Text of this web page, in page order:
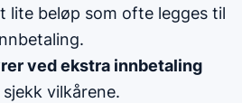
lite beløp som ofte legges til
ved ekstra innbetaling
sjekk vilkårene.